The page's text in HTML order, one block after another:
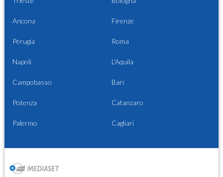
Ancona Firenze
Perugia Roma
Napoli L'Aquila
Campobasso Bari
Potenza Catanzaro
Palermo Cagliari